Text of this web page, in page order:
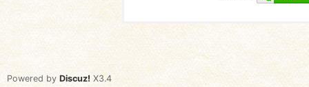
Powered by Discuz! X3.4